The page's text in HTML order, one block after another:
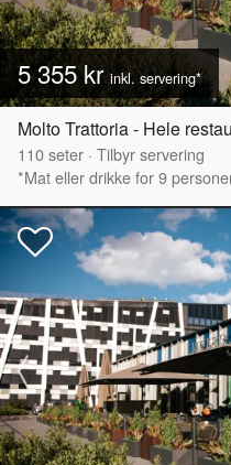
5 355 krinkl. servering*
Molto Trattoria - Hele
110seter · Tilbyr servering
*Mat eller drikke for 9